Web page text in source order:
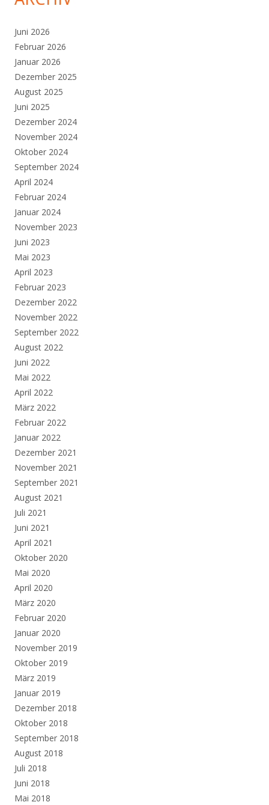
Juni 2026
Februar 2026
Januar 2026
Dezember 2025
August 2025
Juni 2025
Dezember 2024
November 2024
Oktober 2024
September 2024
April 2024
Februar 2024
Januar 2024
November 2023
Juni 2023
Mai 2023
April 2023
Februar 2023
Dezember 2022
November 2022
September 2022
August 2022
Juni 2022
Mai 2022
April 2022
März 2022
Februar 2022
Januar 2022
Dezember 2021
November 2021
September 2021
August 2021
Juli 2021
Juni 2021
April 2021
Oktober 2020
Mai 2020
April 2020
März 2020
Februar 2020
Januar 2020
November 2019
Oktober 2019
März 2019
Januar 2019
Dezember 2018
Oktober 2018
September 2018
August 2018
Juli 2018
Juni 2018
Mai 2018